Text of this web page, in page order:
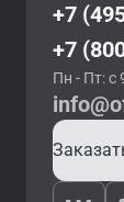
+7
+7
Пн - Пт: с